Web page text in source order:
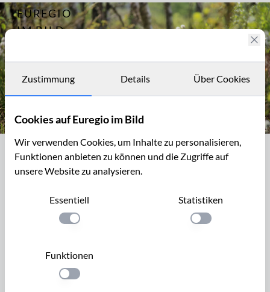
EUREGIO
IM BILD
Archiv
Kontakt
Archiv 8019
Wollgras im Platten Venn (Hohes Venn)
Wollgras im Platten Venn (Hohes Venn)
Das Wollgras, Eriophorum, ist eine typische Pflanze für
offene Moorstandorte. Die „Wattebäusche“ sind nicht die
Blüten, sondern die Fruchtstände der Gräser. Im Hohen
Bildrechte erwerben
Zustimmung Details Über Cookies
Cookies auf Euregio im Bild
Wir verwenden Cookies, um Inhalte zu personalisieren,
Funktionen anbieten zu können und die Zugriffe auf
unsere Website zu analysieren.
Essentiell
Einstellung anwenden
Statistiken
Einstellung
Funktionen
Einstellung anwenden